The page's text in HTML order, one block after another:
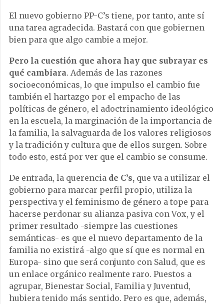
El nuevo gobierno PP-C’s tiene, por tanto, ante sí
una tarea agradecida. Bastará con que gobiernen
bien para que algo cambie a mejor.
Pero la cuestión que ahora hay que subrayar es
qué cambiara. Además de las razones
socioeconómicas, lo que impulso el cambio fue
también el hartazgo por el empacho de las
políticas de género, el adoctrinamiento ideológico
en la escuela, la marginación de la importancia de
la familia, la salvaguarda de los valores religiosos
y la tradición y cultura que de ellos surgen. Sobre
todo esto, está por ver que el cambio se consume.
De entrada, la querencia de C’s, que va a utilizar el
gobierno para marcar perfil propio, utiliza la
perspectiva y el feminismo de género a tope para
hacerse perdonar su alianza pasiva con Vox, y el
primer resultado -siempre las cuestiones
semánticas- es que el nuevo departamento de la
familia no existirá -algo que sí que es normal en
Europa- sino que será conjunto con Salud, que es
un enlace orgánico realmente raro. Puestos a
agrupar, Bienestar Social, Familia y Juventud,
hubiera tenido más sentido. Pero es que, además,